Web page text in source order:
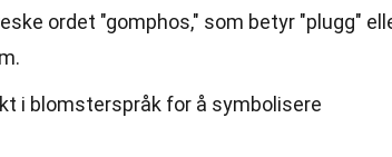
ordet "gomphos," som betyr "plugg"
i blomsterspråk for å symbolisere